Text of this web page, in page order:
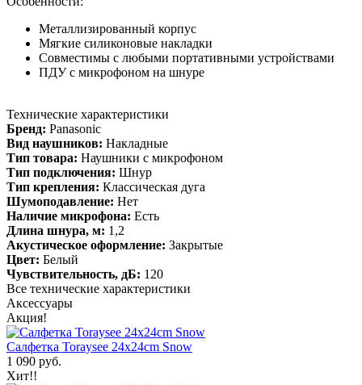
Металлизированный корпус
Мягкие силиконовые накладки
Совместимы с любыми портативными устройствами
ПДУ с микрофоном на шнуре
Технические характеристики
Бренд: Panasonic
Вид наушников: Накладные
Тип товара: Наушники с микрофоном
Тип подключения: Шнур
Тип крепления: Классическая дуга
Шумоподавление: Нет
Наличие микрофона: Есть
Длина шнура, м: 1,2
Акустическое оформление: Закрытые
Цвет: Белый
Чувствительность, дБ: 120
Все технические характеристики
Аксессуары
Акция!
Салфетка Toraysee 24x24cm Snow
1 090 руб.
Хит!!